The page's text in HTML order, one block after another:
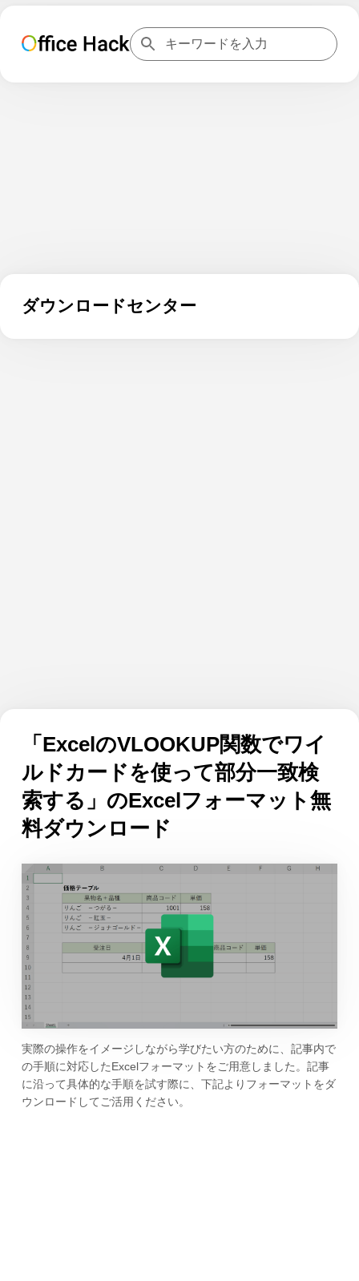
ダウンロードセンター
「ExcelのVLOOKUP関数でワイ
ルドカードを使って部分一致検
索する」のExcelフォーマット無
料ダウンロード
実際の操作をイメージしながら学びたい方のために、記事内で
の手順に対応したExcelフォーマットをご用意しました。記事
に沿って具体的な手順を試す際に、下記よりフォーマットをダ
ウンロードしてご活用ください。